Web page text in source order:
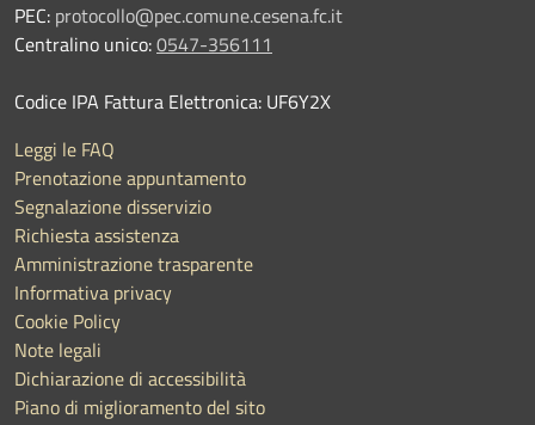
PEC: protocollo@pec.comune.cesena.fc.it
Centralino unico:0547-356111
Codice IPA Fattura Elettronica: UF6Y2X
Leggi le FAQ
Prenotazione appuntamento
Segnalazione disservizio
Richiesta assistenza
Amministrazione trasparente
Informativa privacy
Cookie Policy
Note legali
Dichiarazione di accessibilità
Piano di miglioramento del sito